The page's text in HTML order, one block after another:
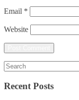
Email *
Website
Recent Posts